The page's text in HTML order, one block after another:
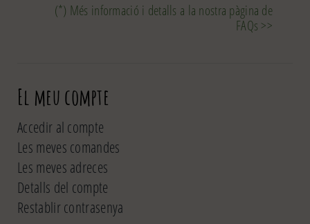
(*) Més informació i detalls a la nostra pàgina de
FAQs >>
El meu compte
Accedir al compte
Les meves comandes
Les meves adreces
Detalls del compte
Restablir contrasenya